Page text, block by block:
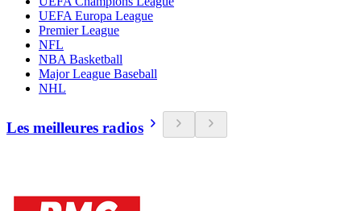
UEFA Europa League
Premier League
NFL
NBA Basketball
Major League Baseball
NHL
Les meilleures radios